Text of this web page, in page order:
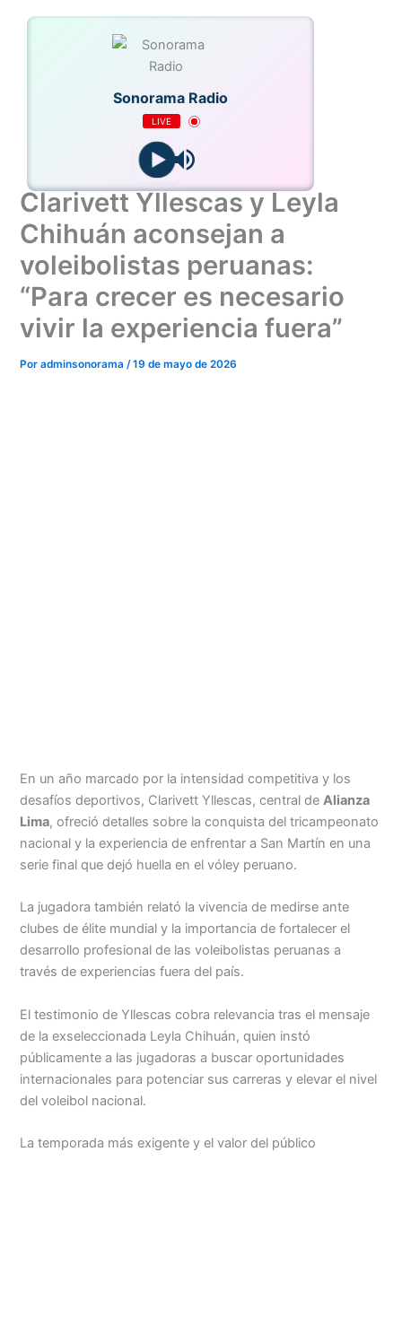
Sonorama Radio
LIVE
Clarivett Yllescas y Leyla
Chihuán aconsejan a
voleibolistas peruanas:
“Para crecer es necesario
vivir la experiencia fuera”
Poradminsonorama/19 de mayo de 2026
En un año marcado por la intensidad competitiva y los
desafíos deportivos, Clarivett Yllescas, central deAlianza
Lima, ofreció detalles sobre la conquista del tricampeonato
nacional y la experiencia de enfrentar a San Martín en una
serie final que dejó huella en el vóley peruano.
La jugadora también relató la vivencia de medirse ante
clubes de élite mundial y la importancia de fortalecer el
desarrollo profesional de las voleibolistas peruanas a
través de experiencias fuera del país.
El testimonio de Yllescas cobra relevancia tras el mensaje
de la exseleccionada Leyla Chihuán, quien instó
públicamente a las jugadoras a buscar oportunidades
internacionales para potenciar sus carreras y elevar el nivel
del voleibol nacional.
La temporada más exigente y el valor del público